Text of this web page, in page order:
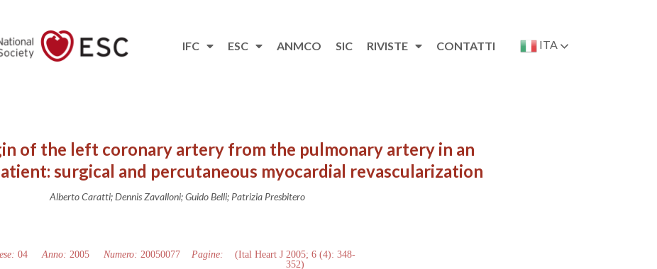
IFC ESC ANMCO SIC RIVISTE CONTATTI ITA
of the left coronary artery from the pulmonary artery in an
surgical and percutaneous myocardial revascularization
Alberto Caratti; Dennis Zavalloni; Guido Belli; Patrizia Presbitero
04 Anno: 2005 Numero: 20050077 Pagine:
(Ital Heart J 2005; 6 (4): 348-
352)